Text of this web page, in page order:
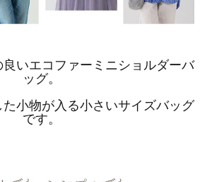
いエコファーミニショルダーバ
ッグ。
小物が入る小さいサイズバッグ
です。